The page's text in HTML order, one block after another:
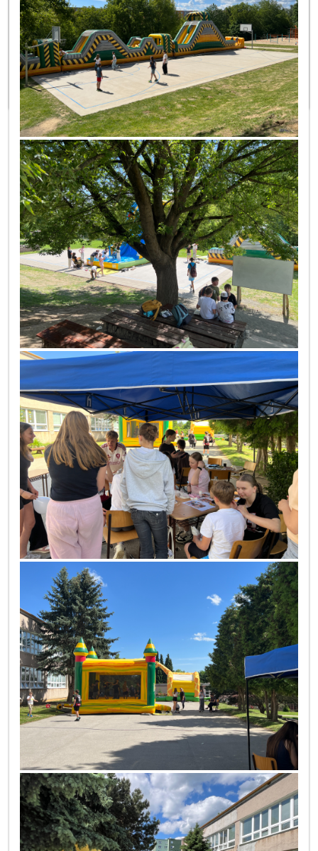
Katolícka spojená škola sv. Mikuláša, radi by sme vám v mene
našej organizácie i v mene Centra Bosco Boys a vami
podporovaného chlapcaEthana Tumaini úprimne poďakovali
za Vašu podporu, pomoc a jeho sprevádzanie počas štúdia. ​​​​
Vďaka pomoci vašej školy máEthanprístup k vzdelaniu,
môževyrastať v bezpečí a rozvíjať svoje schopnosti.
Ďakujeme, že ste s nami.